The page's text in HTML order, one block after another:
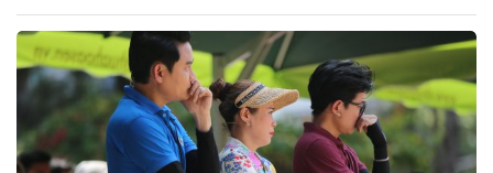
đang học lớp 9 Trường THCS Tân An Thạnh,...